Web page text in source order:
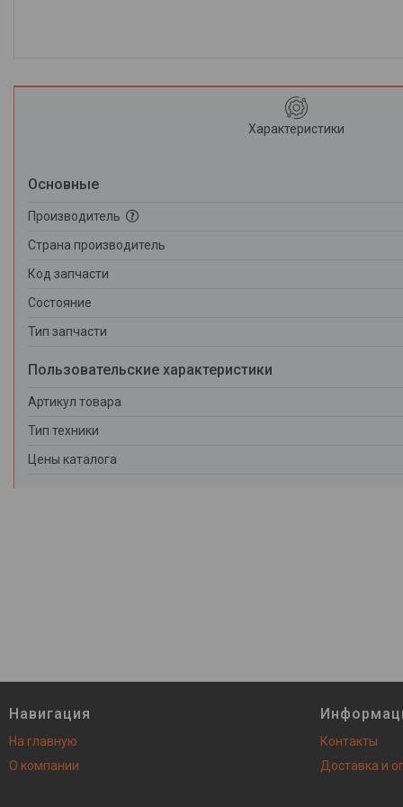
Характеристики
Основные
Производитель
Страна производитель
Код запчасти
Состояние
Тип запчасти
Пользовательские характеристики
Артикул товара
Тип техники
Цены каталога
Навигация
На главную
О компании
Контакты
Доставка и